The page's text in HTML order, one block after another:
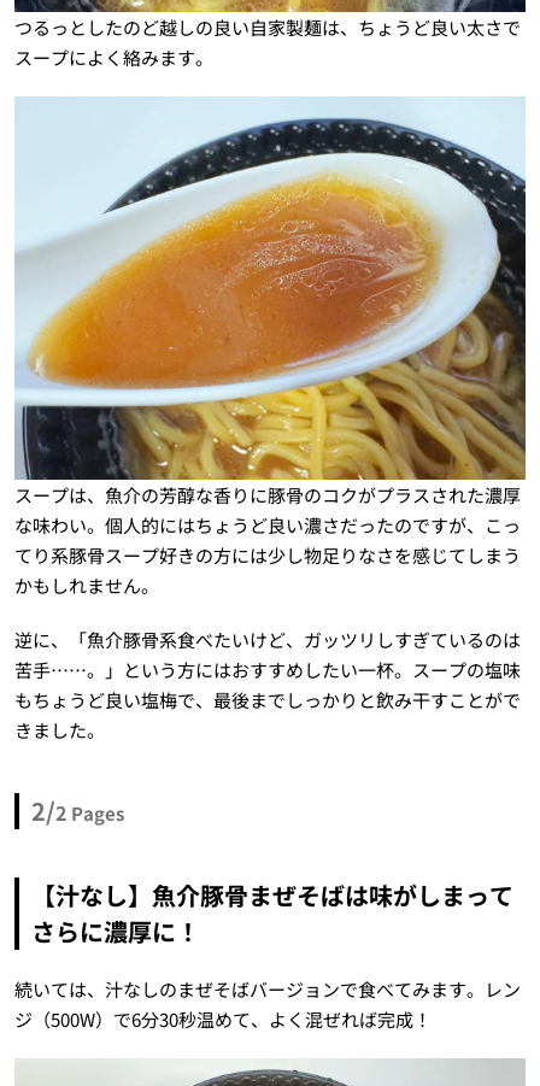
つるっとしたのど越しの良い自家製麺は、ちょうど良い太さで
スープによく絡みます。
スープは、魚介の芳醇な香りに豚骨のコクがプラスされた濃厚
な味わい。個人的にはちょうど良い濃さだったのですが、こっ
てり系豚骨スープ好きの方には少し物足りなさを感じてしまう
かもしれません。
逆に、「魚介豚骨系食べたいけど、ガッツリしすぎているのは
苦手……。」という方にはおすすめしたい一杯。スープの塩味
もちょうど良い塩梅で、最後までしっかりと飲み干すことがで
きました。
2/2 Pages
【汁なし】魚介豚骨まぜそばは味がしまって
さらに濃厚に！
続いては、汁なしのまぜそばバージョンで食べてみます。レン
ジ（500W）で6分30秒温めて、よく混ぜれば完成！